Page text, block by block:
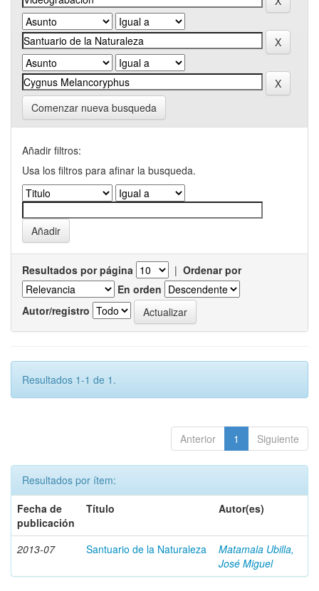
Comenzar nueva busqueda
Añadir filtros:
Usa los filtros para afinar la busqueda.
Resultados por página | Ordenar por
En orden
Autor/registro
Resultados 1-1 de 1.
Anterior 1 Siguiente
Resultados por ítem:
Fecha de
publicación
Título Autor(es)
2013-07 Santuario de la Naturaleza
Matamala Ubilla,
José Miguel